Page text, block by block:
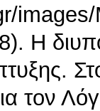
Η
τον